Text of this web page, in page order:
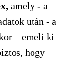
amely - a
után - a
– emeli ki
hogy